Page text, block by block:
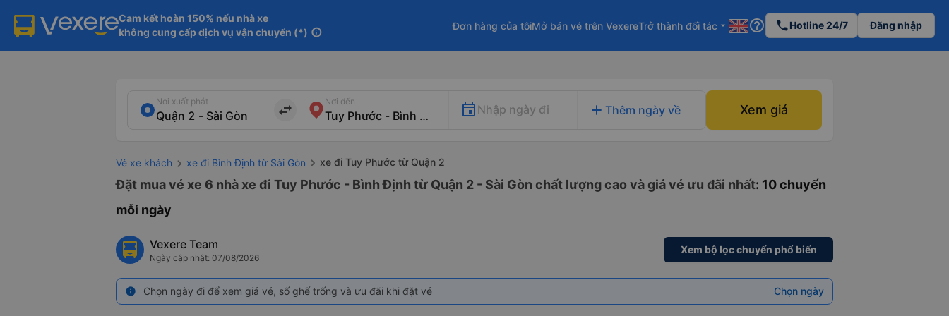
Cam kết hoàn 150% nếu nhà xe
không cung cấp dịch vụ vận chuyển (*) info
Đơn hàng của tôiMở bán vé trên VexereTrở thành đối tác arrow_drop_down help_outline phoneHotline 24/7 Đăng nhập
Nơi xuất phát
import_export
Nơi đến
Nhập ngày đi add Thêm ngày về Xem giá
Vé xe khách xe đi Bình Định từ Sài Gòn xe đi Tuy Phước từ Quận 2
Đặt mua vé xe 6 nhà xe đi Tuy Phước - Bình Định từ Quận 2 - Sài Gòn chất lượng cao và giá vé ưu đãi nhất: 10 chuyến
mỗi ngày
Vexere Team
Ngày cập nhật: 07/08/2026
Xem bộ lọc chuyến phổ biến
info Chọn ngày đi để xem giá vé, số ghế trống và ưu đãi khi đặt vé Chọn ngày